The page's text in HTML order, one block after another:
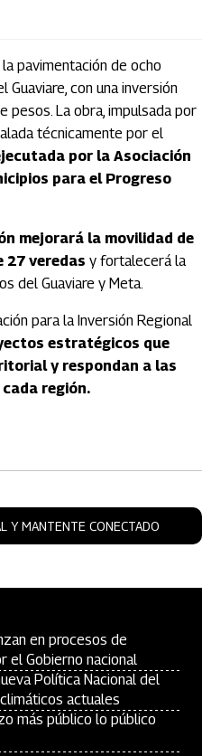
pavimentación de ocho
con una inversión
pesos. La obra, impulsada por
técnicamente por el
por la Asociación
para el Progreso
mejorará la movilidad de
27 veredas y fortalecerá la
del Guaviare y Meta.
para la Inversión Regional
estratégicos que
y respondan a las
región.
Y MANTENTE CONECTADO
en procesos de
el Gobierno nacional
Política Nacional del
actuales
más público lo público